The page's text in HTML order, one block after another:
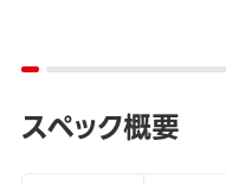
スペック概要